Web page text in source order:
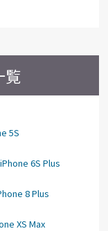
覧
5S
iPhone 6S Plus
8 Plus
XS Max